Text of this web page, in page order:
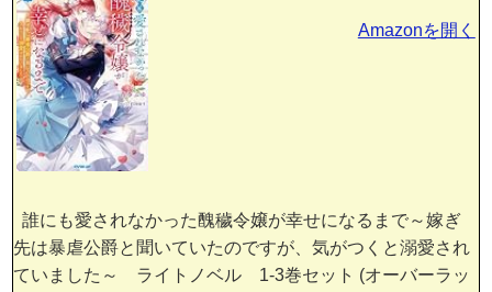
誰にも愛されなかった醜穢令嬢が幸せになるまで～嫁ぎ
先は暴虐公爵と聞いていたのですが、気がつくと溺愛され
ていました～ ライトノベル 1-3巻セット (オーバーラッ
Amazonを開く